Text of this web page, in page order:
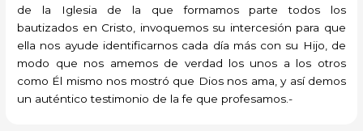
de la Iglesia de la que formamos parte todos los
bautizados en Cristo, invoquemos su intercesión para que
ella nos ayude identificarnos cada día más con su Hijo, de
modo que nos amemos de verdad los unos a los otros
como Él mismo nos mostró que Dios nos ama, y así demos
un auténtico testimonio de la fe que profesamos.-